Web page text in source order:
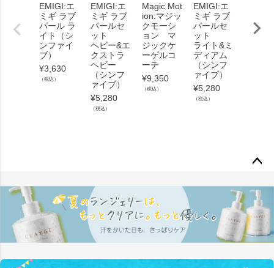
EMIGI:エ
ミギ ラブ
パール ラ
イト（シ
ンファイ
ブ）
¥3,630
（税込）
EMIGI:エ
ミギ ラブ
パールセ
ット
ヘビー&エ
クストラ
ヘビー
（シンフ
ァイブ）
¥5,280
（税込）
Magic Mot
ion:マジッ
クモーシ
ョン マ
ジックケ
ーゲルコ
ーチ
¥9,350
（税込）
EMIGI:エ
ミギ ラブ
パールセ
ット
ライト&ミ
ディアム
（シンフ
ァイブ）
¥5,280
（税込）
クモー
ョン
ジト
ップ
へ